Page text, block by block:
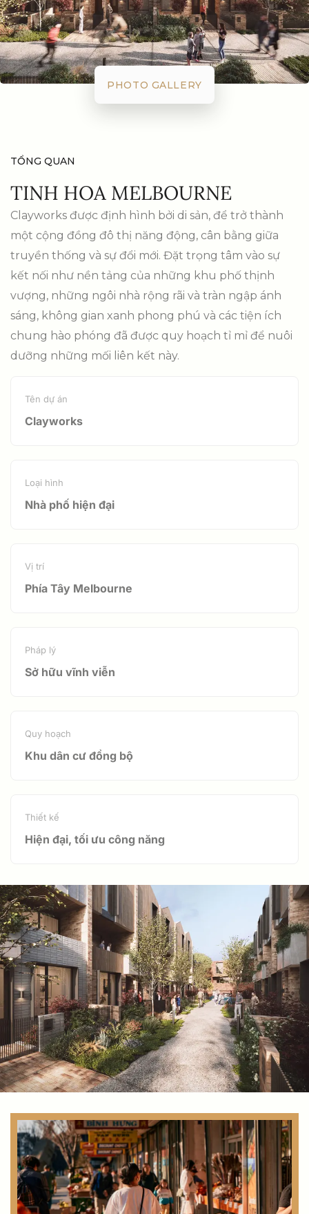
PHOTO GALLERY
TỔNG QUAN
TINH HOA MELBOURNE
Clayworks được định hình bởi di sản, để trở thành
một cộng đồng đô thị năng động, cân bằng giữa
truyền thống và sự đổi mới. Đặt trọng tâm vào sự
kết nối như nền tảng của những khu phố thịnh
vượng, những ngôi nhà rộng rãi và tràn ngập ánh
sáng, không gian xanh phong phú và các tiện ích
chung hào phóng đã được quy hoạch tỉ mỉ để nuôi
dưỡng những mối liên kết này.
Tên dự án
Clayworks
Loại hình
Nhà phố hiện đại
Vị trí
Phía Tây Melbourne
Pháp lý
Sở hữu vĩnh viễn
Quy hoạch
Khu dân cư đồng bộ
Thiết kế
Hiện đại, tối ưu công năng